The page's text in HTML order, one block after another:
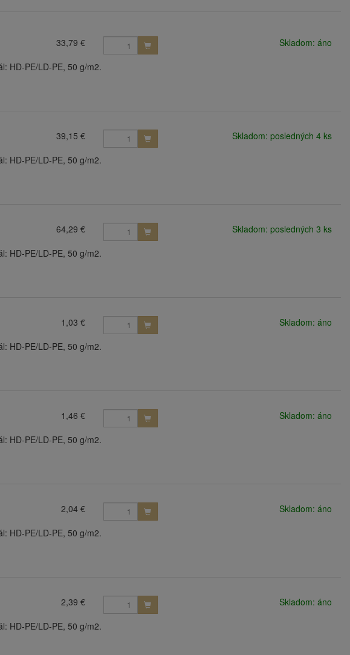
33,79 €
Skladom: áno
HD-PE/LD-PE, 50 g/m2.
39,15 €
Skladom: posledných 4 ks
HD-PE/LD-PE, 50 g/m2.
64,29 €
Skladom: posledných 3 ks
HD-PE/LD-PE, 50 g/m2.
1,03 €
Skladom: áno
HD-PE/LD-PE, 50 g/m2.
1,46 €
Skladom: áno
HD-PE/LD-PE, 50 g/m2.
2,04 €
Skladom: áno
HD-PE/LD-PE, 50 g/m2.
2,39 €
Skladom: áno
HD-PE/LD-PE, 50 g/m2.